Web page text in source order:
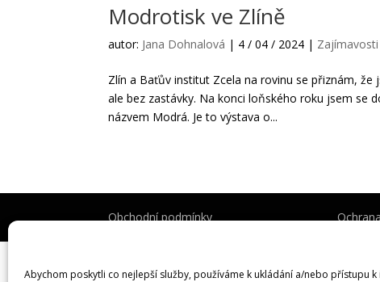
Abychom poskytli co nejlepší služby, používáme k ukládání a/nebo přístupu
Modrotisk ve Zlíně
autor: Jana Dohnalová | 4 / 04 / 2024 | Zajímavosti
Zlín a Baťův institut Zcela na rovinu se přiznám, že
ale bez zastávky. Na konci loňského roku jsem se
názvem Modrá. Je to výstava o...
Obchodní podmínky